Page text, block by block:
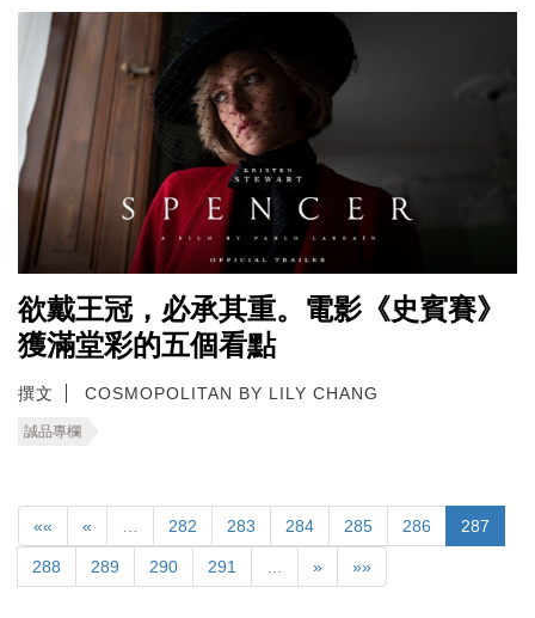
欲戴王冠，必承其重。電影《史賓賽》
獲滿堂彩的五個看點
撰文 COSMOPOLITAN BY LILY CHANG
誠品專欄
«« « 282 283 284 285 286 287
288 289 290 291 » »»